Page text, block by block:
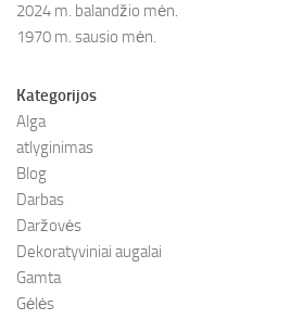
2024 m. balandžio mėn.
1970 m. sausio mėn.
Kategorijos
Alga
atlyginimas
Blog
Darbas
Daržovės
Dekoratyviniai augalai
Gamta
Gėlės